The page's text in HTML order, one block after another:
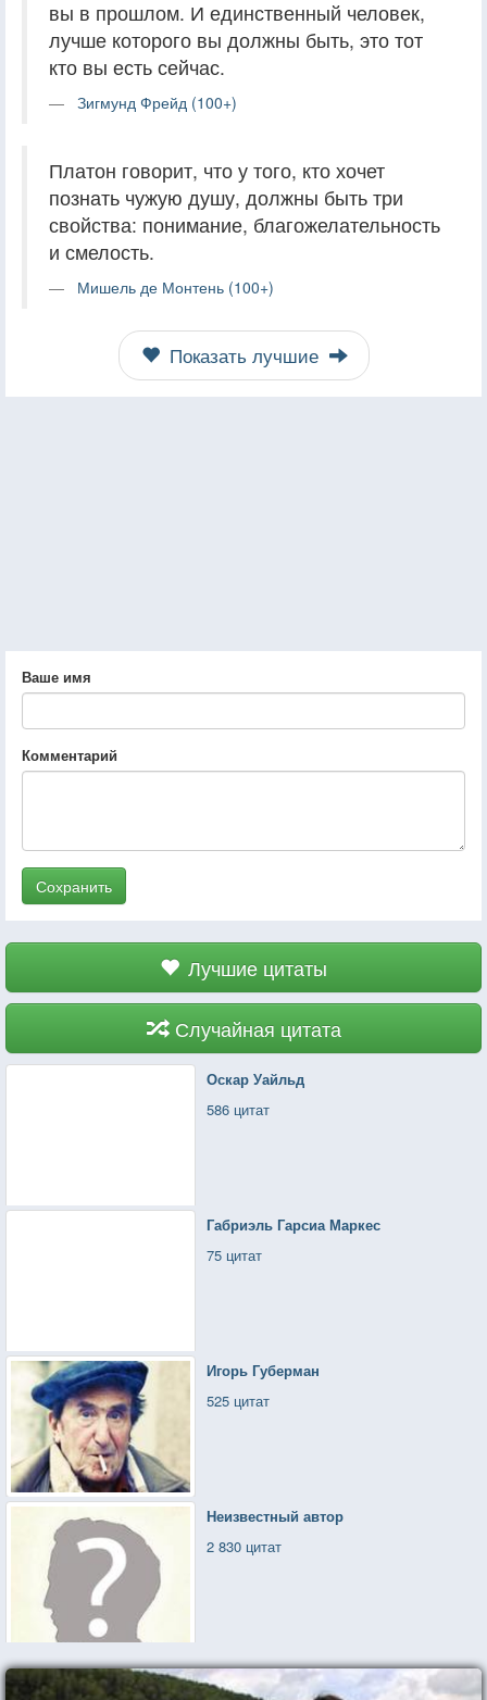
вы в прошлом. И единственный человек,
лучше которого вы должны быть, это тот
кто вы есть сейчас.
Зигмунд Фрейд (100+)
Платон говорит, что у того, кто хочет
познать чужую душу, должны быть три
свойства: понимание, благожелательность
и смелость.
Мишель де Монтень (100+)
Показать лучшие
Ваше имя
Комментарий
Сохранить
Лучшие цитаты
Случайная цитата
Оскар Уайльд
586 цитат
Габриэль Гарсиа Маркес
75 цитат
Игорь Губерман
525 цитат
Неизвестный автор
2 830 цитат